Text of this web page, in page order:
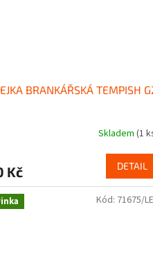
BRANKÁŘSKÁ TEMPISH
Skladem (1
Kč DETAIL
Kód: 71675/